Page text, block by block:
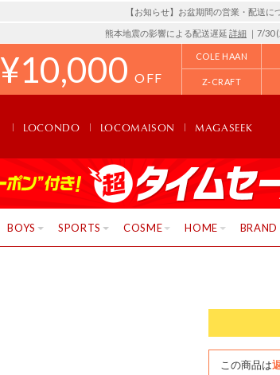
【お知らせ】お盆期間の営業・配送に
熊本地震の影響による配送遅延 詳細 ｜7/30
¥10,000 OFF
COLE HAAN
Z-CRAFT
LOCONDO LOCOMAISON MAGASEEK
BOYS SPORTS COSME HOME BRAND
この商品は